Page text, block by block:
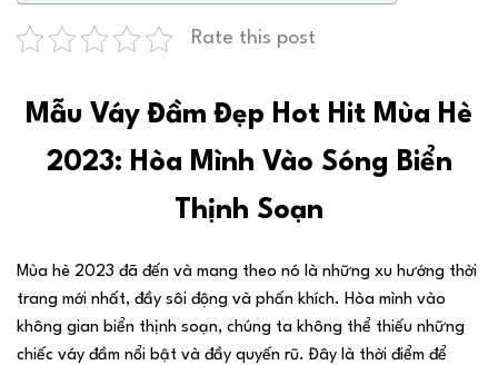
Rate this post
Mẫu Váy Đầm Đẹp Hot Hit Mùa Hè
2023: Hòa Mình Vào Sóng Biển
Thịnh Soạn
Mùa hè 2023 đã đến và mang theo nó là những xu hướng thời
trang mới nhất, đầy sôi động và phấn khích. Hòa mình vào
không gian biển thịnh soạn, chúng ta không thể thiếu những
chiếc váy đầm nổi bật và đầy quyến rũ. Đây là thời điểm để